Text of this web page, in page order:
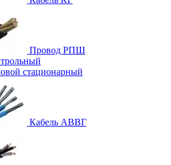
Провод РПШ
стационарный
Кабель АВВГ